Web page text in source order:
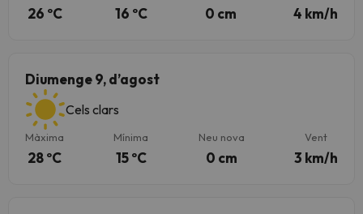
26 ºC 16 ºC 0 cm 4 km/h
Diumenge 9, d’agost
Cels clars
Màxima
28 ºC
Mínima
15 ºC
Neu nova
0 cm
Vent
3 km/h